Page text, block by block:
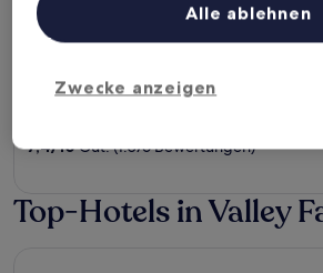
Queensbury / Lake George
out
7,4/10Gut! (1.076 Bewertungen)
Top-Hotels in Valley
Zwecke anzeigen
Alle ablehnen